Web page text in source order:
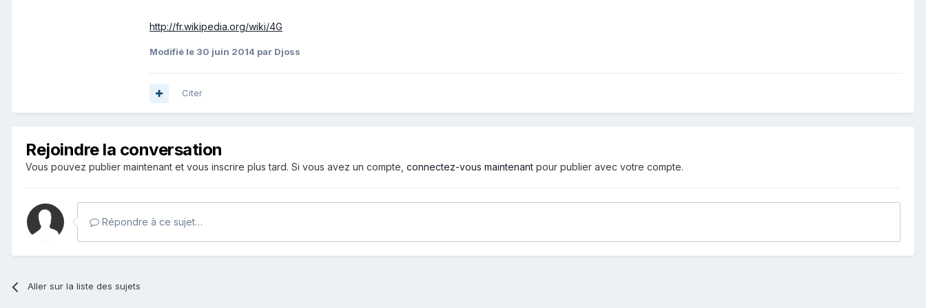
http://fr.wikipedia.org/wiki/4G
Modifié le 30 juin 2014 par Djoss
Citer
Rejoindre la conversation
Vous pouvez publier maintenant et vous inscrire plus tard. Si vous avez un compte, connectez-vous maintenant pour publier avec votre compte.
Répondre à ce sujet…
Aller sur la liste des sujets